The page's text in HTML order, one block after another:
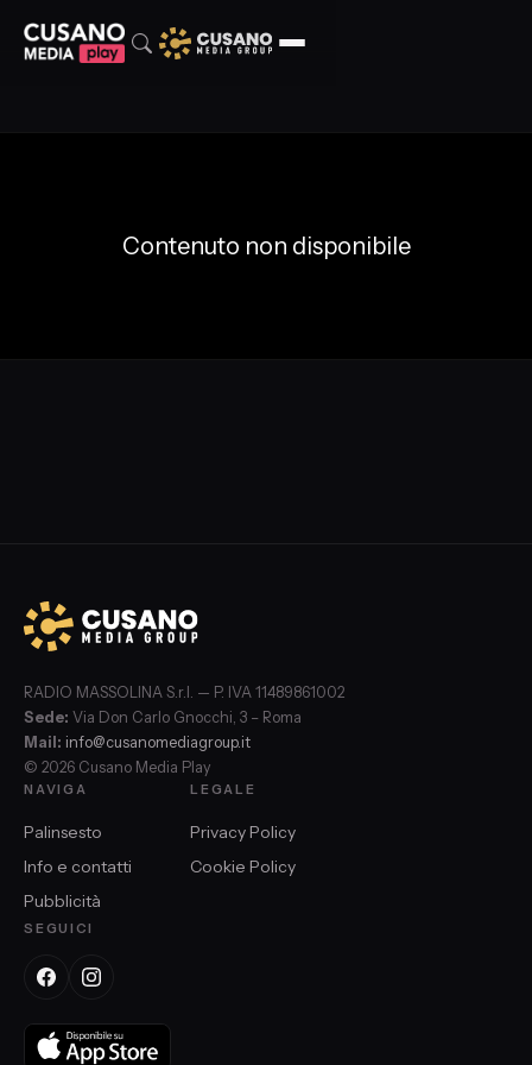
Contenuto non disponibile
RADIO MASSOLINA S.r.l. — P. IVA 11489861002
Sede: Via Don Carlo Gnocchi, 3 – Roma
Mail: info@cusanomediagroup.it
© 2026 Cusano Media Play
NAVIGA
Palinsesto
Info e contatti
Pubblicità
LEGALE
Privacy Policy
Cookie Policy
SEGUICI